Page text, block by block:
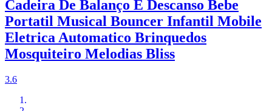
Cadeira De Balanço E Descanso Bebe
Portatil Musical Bouncer Infantil Mobile
Eletrica Automatico Brinquedos
Mosquiteiro Melodias Bliss
3.6